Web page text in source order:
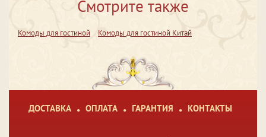
Смотрите также
Комоды для гостиной Комоды для гостиной Китай
ДОСТАВКА ОПЛАТА ГАРАНТИЯ КОНТАКТЫ